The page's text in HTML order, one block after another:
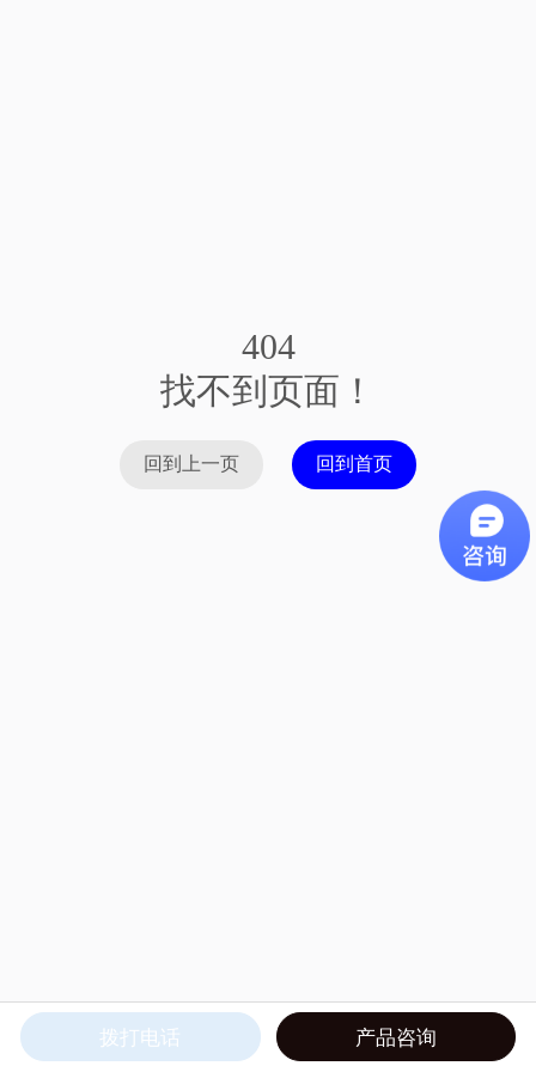
404
找不到页面！
回到上一页 回到首页
拨打电话 产品咨询